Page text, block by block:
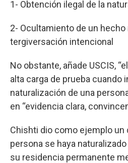
1- Obtención ilegal de la
2- Ocultamiento de un hecho
tergiversación intencional
No obstante, añade USCIS,
alta carga de prueba cuando
naturalización de una
en “evidencia clara,
Chishti dio como ejemplo un
persona se haya
su residencia permanente